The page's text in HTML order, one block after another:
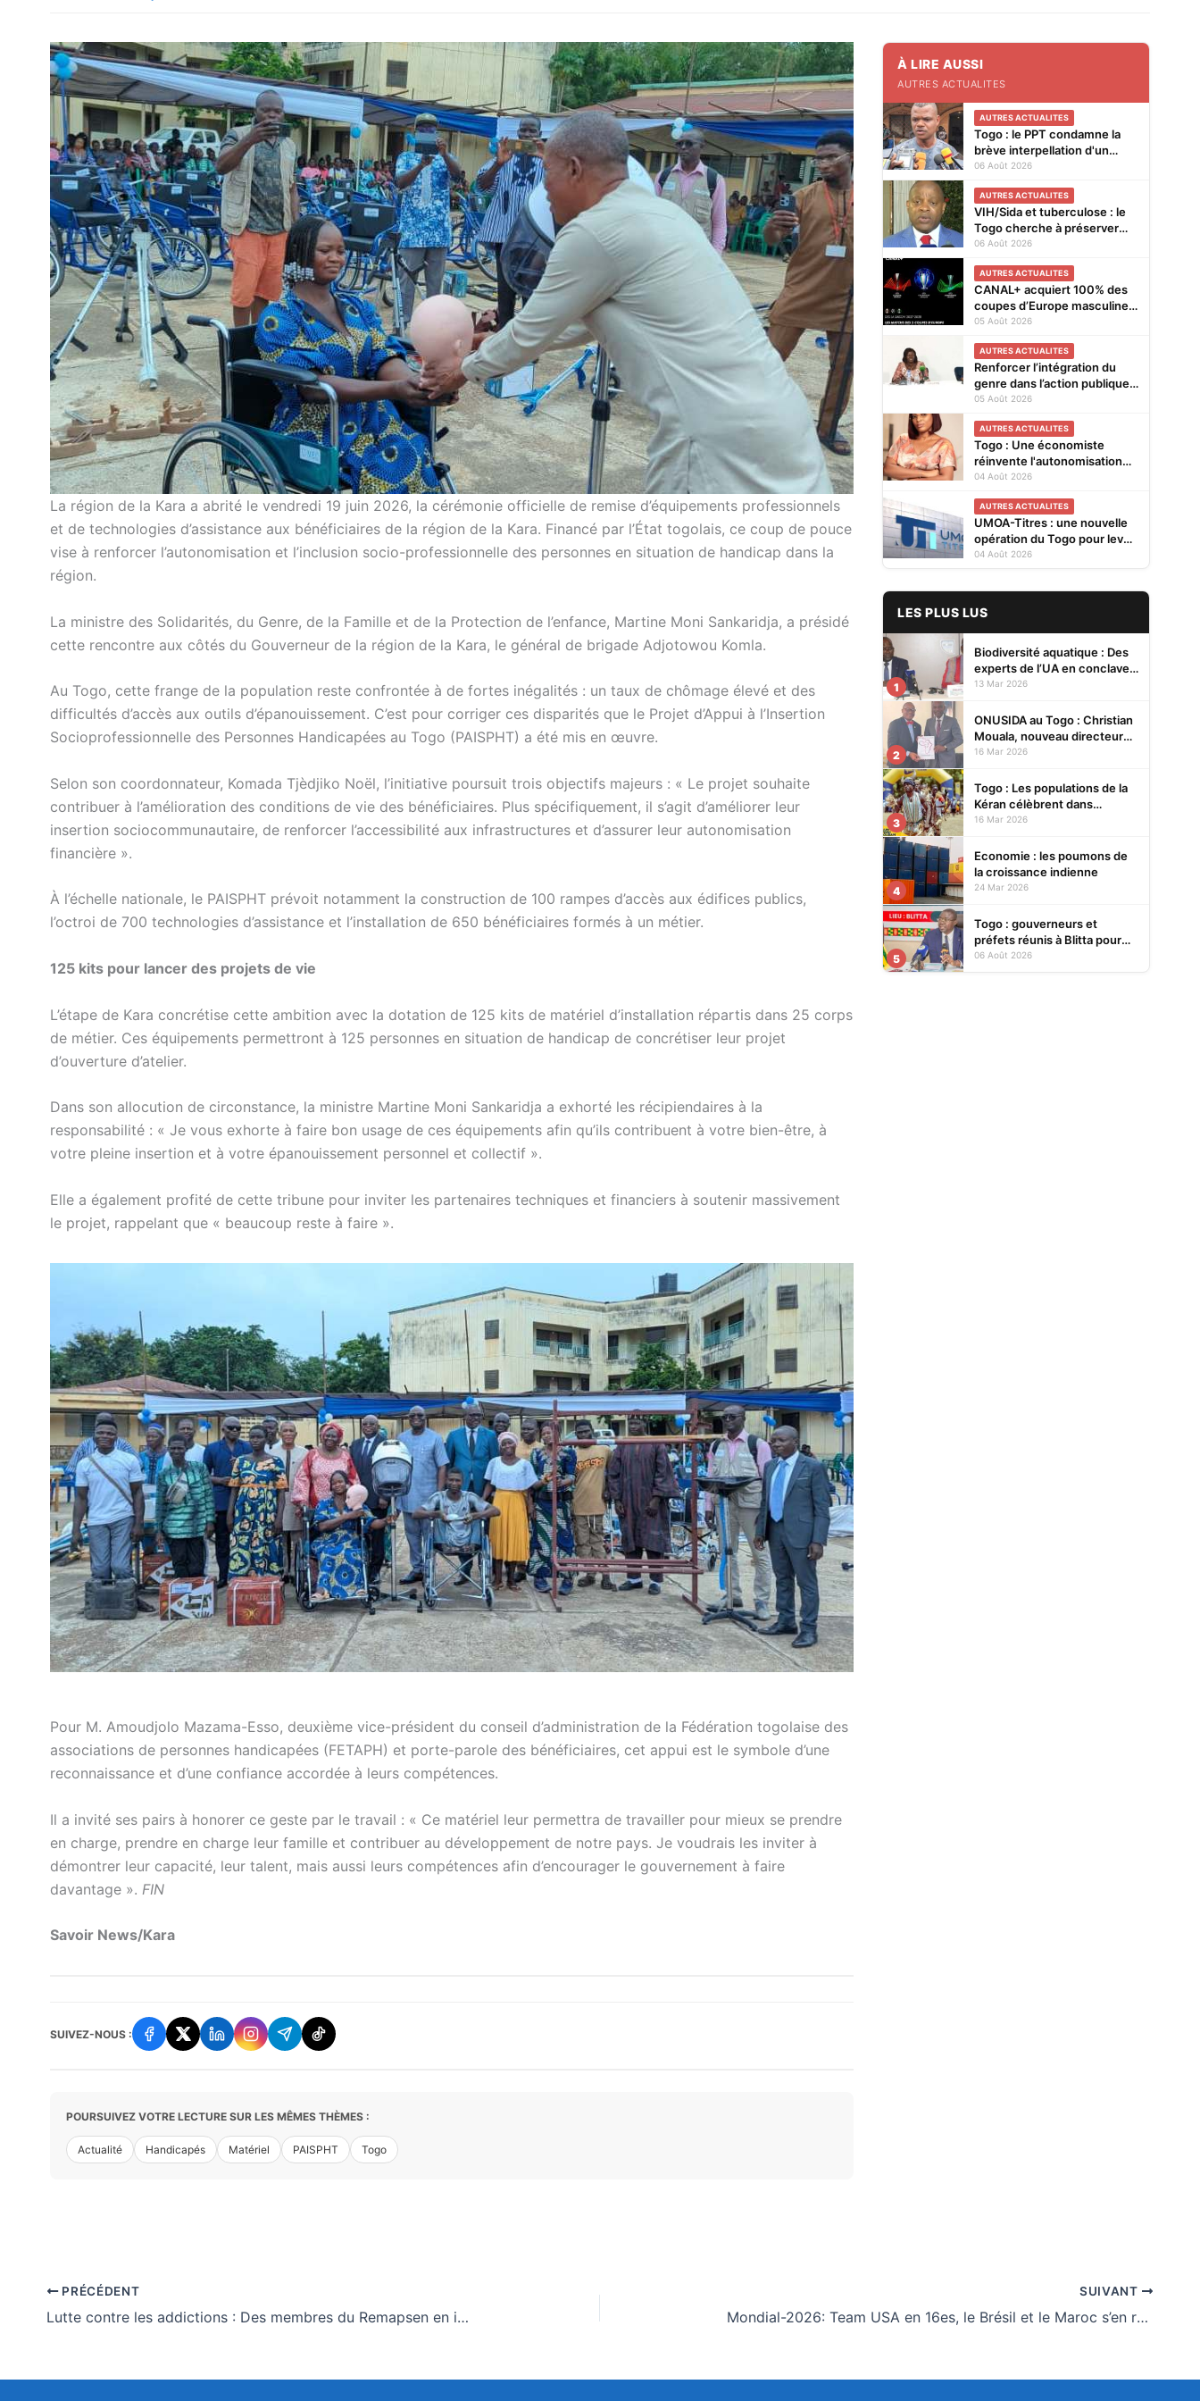
La région de la Kara a abrité le vendredi 19 juin 2026, la cérémonie officielle de remise d’équipements professionnels
et de technologies d’assistance aux bénéficiaires de la région de la Kara. Financé par l’État togolais, ce coup de pouce
vise à renforcer l’autonomisation et l’inclusion socio-professionnelle des personnes en situation de handicap dans la
région.
La ministre des Solidarités, du Genre, de la Famille et de la Protection de l’enfance, Martine Moni Sankaridja, a présidé
cette rencontre aux côtés du Gouverneur de la région de la Kara, le général de brigade Adjotowou Komla.
Au Togo, cette frange de la population reste confrontée à de fortes inégalités : un taux de chômage élevé et des
difficultés d’accès aux outils d’épanouissement. C’est pour corriger ces disparités que le Projet d’Appui à l’Insertion
Socioprofessionnelle des Personnes Handicapées au Togo (PAISPHT) a été mis en œuvre.
Selon son coordonnateur, Komada Tjèdjiko Noël, l’initiative poursuit trois objectifs majeurs : « Le projet souhaite
contribuer à l’amélioration des conditions de vie des bénéficiaires. Plus spécifiquement, il s’agit d’améliorer leur
insertion sociocommunautaire, de renforcer l’accessibilité aux infrastructures et d’assurer leur autonomisation
financière ».
À l’échelle nationale, le PAISPHT prévoit notamment la construction de 100 rampes d’accès aux édifices publics,
l’octroi de 700 technologies d’assistance et l’installation de 650 bénéficiaires formés à un métier.
125 kits pour lancer des projets de vie
L’étape de Kara concrétise cette ambition avec la dotation de 125 kits de matériel d’installation répartis dans 25 corps
de métier. Ces équipements permettront à 125 personnes en situation de handicap de concrétiser leur projet
d’ouverture d’atelier.
Dans son allocution de circonstance, la ministre Martine Moni Sankaridja a exhorté les récipiendaires à la
responsabilité : « Je vous exhorte à faire bon usage de ces équipements afin qu’ils contribuent à votre bien-être, à
votre pleine insertion et à votre épanouissement personnel et collectif ».
Elle a également profité de cette tribune pour inviter les partenaires techniques et financiers à soutenir massivement
le projet, rappelant que « beaucoup reste à faire ».
Pour M. Amoudjolo Mazama-Esso, deuxième vice-président du conseil d’administration de la Fédération togolaise des
associations de personnes handicapées (FETAPH) et porte-parole des bénéficiaires, cet appui est le symbole d’une
reconnaissance et d’une confiance accordée à leurs compétences.
Il a invité ses pairs à honorer ce geste par le travail : « Ce matériel leur permettra de travailler pour mieux se prendre
en charge, prendre en charge leur famille et contribuer au développement de notre pays. Je voudrais les inviter à
démontrer leur capacité, leur talent, mais aussi leurs compétences afin d’encourager le gouvernement à faire
davantage ». FIN
Savoir News/Kara
SUIVEZ-NOUS :
POURSUIVEZ VOTRE LECTURE SUR LES MÊMES THÈMES :
Actualité Handicapés Matériel PAISPHT Togo
À LIRE AUSSI
AUTRES ACTUALITES
AUTRES ACTUALITES
Togo : le PPT condamne la
brève interpellation d'un
vendeur de journaux à Lomé
06 Août 2026
AUTRES ACTUALITES
VIH/Sida et tuberculose : le
Togo cherche à préserver
ses acquis face à la baisse
06 Août 2026
AUTRES ACTUALITES
CANAL+ acquiert 100% des
coupes d’Europe masculines
de football en exclusivité en
4 saisons jusqu’en 2031
05 Août 2026
AUTRES ACTUALITES
Renforcer l’intégration du
genre dans l’action publique :
les résultats de l’analyse des
restitués à Lomé
05 Août 2026
AUTRES ACTUALITES
Togo : Une économiste
réinvente l'autonomisation
des femmes à Kévé Edzi
04 Août 2026
AUTRES ACTUALITES
UMOA-Titres : une nouvelle
opération du Togo pour lever
20 milliards FCFA
04 Août 2026
LES PLUS LUS
1
Biodiversité aquatique : Des
experts de l’UA en conclave à
Lomé pour renforcer la
13 Mar 2026
2
ONUSIDA au Togo : Christian
Mouala, nouveau directeur
pays
16 Mar 2026
3
Togo : Les populations de la
Kéran célèbrent dans
l’allégresse Tislim-Difoini,
16 Mar 2026
4
Economie : les poumons de
la croissance indienne
24 Mar 2026
5
Togo : gouverneurs et
préfets réunis à Blitta pour
renforcer le pilotage
06 Août 2026
PRÉCÉDENT
Lutte contre les addictions : Des membres du Remapsen en immersion à l’ONG RAPAA
SUIVANT
Mondial-2026: Team USA en 16es, le Brésil et le Maroc s’en rapprochent